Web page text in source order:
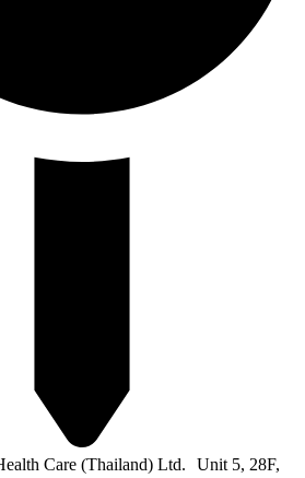
Care (Thailand) Ltd. Unit 5, 28F,